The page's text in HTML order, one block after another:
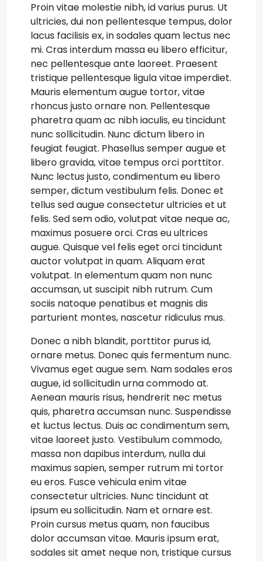
Proin vitae molestie nibh, id varius purus. Ut
ultricies, dui non pellentesque tempus, dolor
lacus facilisis ex, in sodales quam lectus nec
mi. Cras interdum massa eu libero efficitur,
nec pellentesque ante laoreet. Praesent
tristique pellentesque ligula vitae imperdiet.
Mauris elementum augue tortor, vitae
rhoncus justo ornare non. Pellentesque
pharetra quam ac nibh iaculis, eu tincidunt
nunc sollicitudin. Nunc dictum libero in
feugiat feugiat. Phasellus semper augue et
libero gravida, vitae tempus orci porttitor.
Nunc lectus justo, condimentum eu libero
semper, dictum vestibulum felis. Donec et
tellus sed augue consectetur ultricies et ut
felis. Sed sem odio, volutpat vitae neque ac,
maximus posuere orci. Cras eu ultrices
augue. Quisque vel felis eget orci tincidunt
auctor volutpat in quam. Aliquam erat
volutpat. In elementum quam non nunc
accumsan, ut suscipit nibh rutrum. Cum
sociis natoque penatibus et magnis dis
parturient montes, nascetur ridiculus mus.
Donec a nibh blandit, porttitor purus id,
ornare metus. Donec quis fermentum nunc.
Vivamus eget augue sem. Nam sodales eros
augue, id sollicitudin urna commodo at.
Aenean mauris risus, hendrerit nec metus
quis, pharetra accumsan nunc. Suspendisse
et luctus lectus. Duis ac condimentum sem,
vitae laoreet justo. Vestibulum commodo,
massa non dapibus interdum, nulla dui
maximus sapien, semper rutrum mi tortor
eu eros. Fusce vehicula enim vitae
consectetur ultricies. Nunc tincidunt at
ipsum eu sollicitudin. Nam et ornare est.
Proin cursus metus quam, non faucibus
dolor accumsan vitae. Mauris ipsum erat,
sodales sit amet neque non, tristique cursus